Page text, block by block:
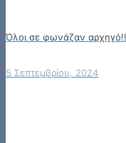
Όλοι σε φωνάζαν
5 Σεπτεμβρίου, 2024